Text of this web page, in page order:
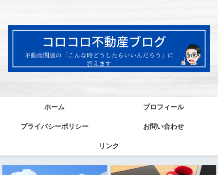
ホーム プロフィール
プライバシーポリシー お問い合わせ
リンク